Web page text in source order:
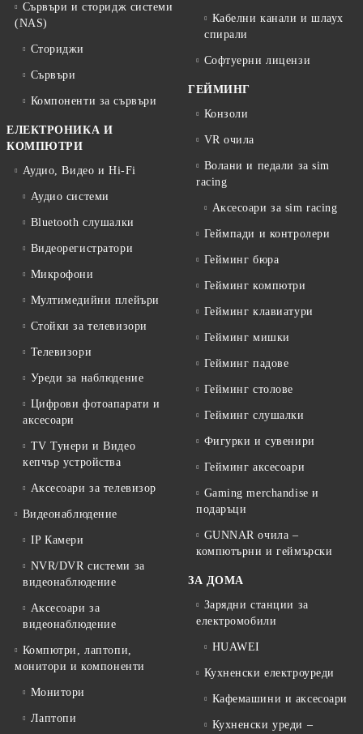
Сървъри и сторидж системи
(NAS)
Сториджи
Сървъри
Компоненти за сървъри
ЕЛЕКТРОНИКА И
КОМПЮТРИ
Аудио, Видео и Hi-Fi
Аудио системи
Bluetooth слушалки
Видеорегистратори
Микрофони
Мултимедийни плейъри
Стойки за телевизори
Телевизори
Уреди за наблюдение
Цифрови фотоапарати и
аксесоари
TV Тунери и Видео
кепчър устройства
Аксесоари за телевизор
Видеонаблюдение
IP Камери
NVR/DVR системи за
видеонаблюдение
Аксесоари за
видеонаблюдение
Компютри, лаптопи,
монитори и компоненти
Монитори
Лаптопи
Кабелни канали и шлаух
спирали
Софтуерни лицензи
ГЕЙМИНГ
Конзоли
VR очила
Волани и педали за sim
racing
Аксесоари за sim racing
Геймпади и контролери
Гейминг бюра
Гейминг компютри
Гейминг клавиатури
Гейминг мишки
Гейминг падове
Гейминг столове
Гейминг слушалки
Фигурки и сувенири
Гейминг аксесоари
Gaming merchandise и
подаръци
GUNNAR очила –
компютърни и геймърски
ЗА ДОМА
Зарядни станции за
електромобили
HUAWEI
Кухненски електроуреди
Кафемашини и аксесоари
Кухненски уреди –